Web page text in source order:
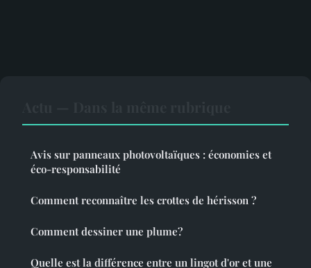
Avis sur panneaux photovoltaïques : économies et
éco-responsabilité
Comment reconnaître les crottes de hérisson ?
Comment dessiner une plume?
Quelle est la différence entre un lingot d'or et une